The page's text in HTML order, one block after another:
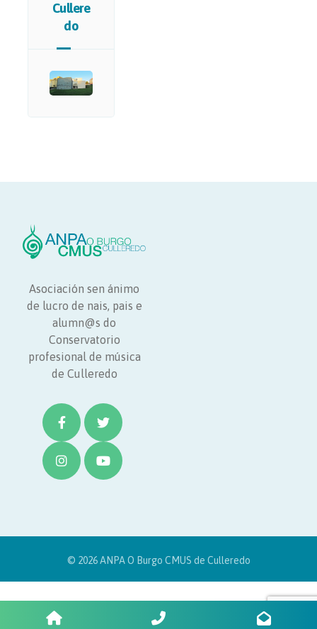
Cullere
do
Asociación sen ánimo
de lucro de nais, pais e
alumn@s do
Conservatorio
profesional de música
de Culleredo
© 2026 ANPA O Burgo CMUS de Culleredo